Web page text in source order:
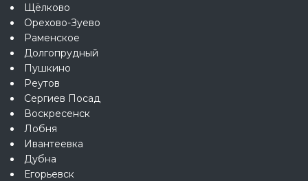
Щёлково
Орехово-Зуево
Раменское
Долгопрудный
Пушкино
Реутов
Сергиев Посад
Воскресенск
Лобня
Ивантеевка
Дубна
Егорьевск